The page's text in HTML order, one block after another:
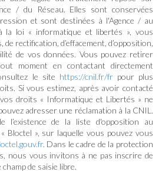
/ du Réseau. Elles sont conservées
et sont destinées à l'Agence / au
la loi « informatique et libertés », vous
de rectification, d’effacement, d’opposition,
de vos données. Vous pouvez retirer
moment en contactant directement
le site https://cnil.fr/frpour plus
Si vous estimez, après avoir contacté
droits « Informatique et Libertés » ne
adresser une réclamation à la CNIL.
l’existence de la liste d'opposition au
Bloctel », sur laquelle vous pouvez vous
. Dans le cadre de la protection
nous vous invitons à ne pas inscrire de
de saisie libre.